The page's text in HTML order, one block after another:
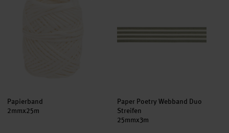
Papierband
2mmx25m
Paper Poetry Webband Duo
Streifen
25mmx3m